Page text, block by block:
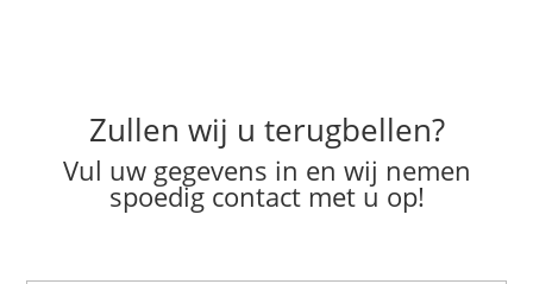
Zullen wij u terugbellen?
Vul uw gegevens in en wij nemen
spoedig contact met u op!
N